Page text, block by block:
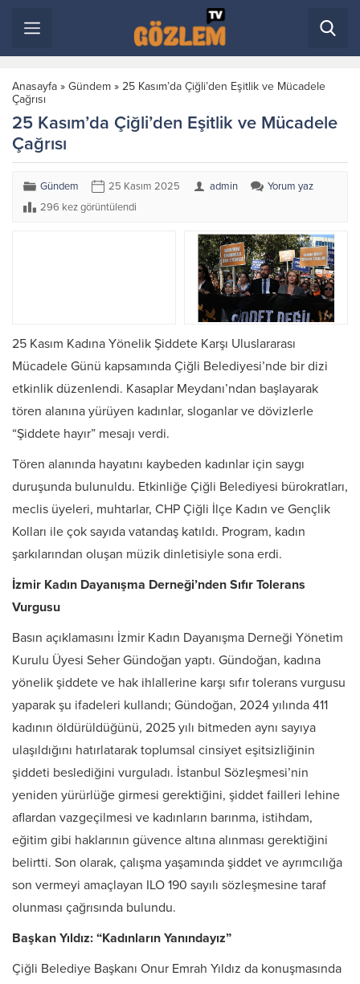
Anasayfa » Gündem » 25 Kasım’da Çiğli’den Eşitlik ve Mücadele
Çağrısı
25 Kasım’da Çiğli’den Eşitlik ve Mücadele
Çağrısı
Gündem 25 Kasım 2025 admin
Yorum yaz
296 kez görüntülendi
25 Kasım Kadına Yönelik Şiddete Karşı Uluslararası
Mücadele Günü kapsamında Çiğli Belediyesi’nde bir dizi
etkinlik düzenlendi. Kasaplar Meydanı’ndan başlayarak
tören alanına yürüyen kadınlar, sloganlar ve dövizlerle
“Şiddete hayır” mesajı verdi.
Tören alanında hayatını kaybeden kadınlar için saygı
duruşunda bulunuldu. Etkinliğe Çiğli Belediyesi bürokratları,
meclis üyeleri, muhtarlar, CHP Çiğli İlçe Kadın ve Gençlik
Kolları ile çok sayıda vatandaş katıldı. Program, kadın
şarkılarından oluşan müzik dinletisiyle sona erdi.
İzmir Kadın Dayanışma Derneği’nden Sıfır Tolerans
Vurgusu
Basın açıklamasını İzmir Kadın Dayanışma Derneği Yönetim
Kurulu Üyesi Seher Gündoğan yaptı. Gündoğan, kadına
yönelik şiddete ve hak ihlallerine karşı sıfır tolerans vurgusu
yaparak şu ifadeleri kullandı; Gündoğan, 2024 yılında 411
kadının öldürüldüğünü, 2025 yılı bitmeden aynı sayıya
ulaşıldığını hatırlatarak toplumsal cinsiyet eşitsizliğinin
şiddeti beslediğini vurguladı. İstanbul Sözleşmesi’nin
yeniden yürürlüğe girmesi gerektiğini, şiddet failleri lehine
aflardan vazgeçilmesi ve kadınların barınma, istihdam,
eğitim gibi haklarının güvence altına alınması gerektiğini
belirtti. Son olarak, çalışma yaşamında şiddet ve ayrımcılığa
son vermeyi amaçlayan ILO 190 sayılı sözleşmesine taraf
olunması çağrısında bulundu.
Başkan Yıldız: “Kadınların Yanındayız”
Çiğli Belediye Başkanı Onur Emrah Yıldız da konuşmasında